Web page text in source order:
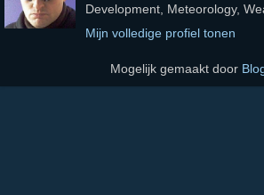
Development, Meteorology,
Mijn volledige profiel tonen
Mogelijk gemaakt door